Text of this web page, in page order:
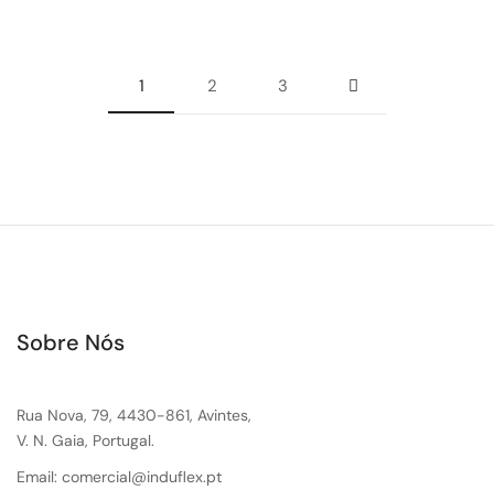
1 2 3
Sobre Nós
Rua Nova, 79, 4430-861, Avintes,
V. N. Gaia, Portugal.
Email: comercial@induflex.pt